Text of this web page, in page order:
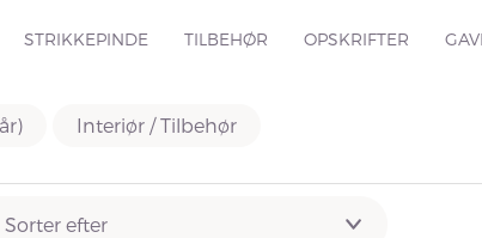
STRIKKEPINDE TILBEHØR OPSKRIFTER
Interiør / Tilbehør